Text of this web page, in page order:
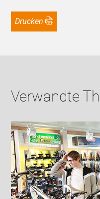
Drucken
Verwandte